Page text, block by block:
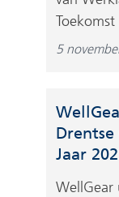
Toekomst
5
Jaar